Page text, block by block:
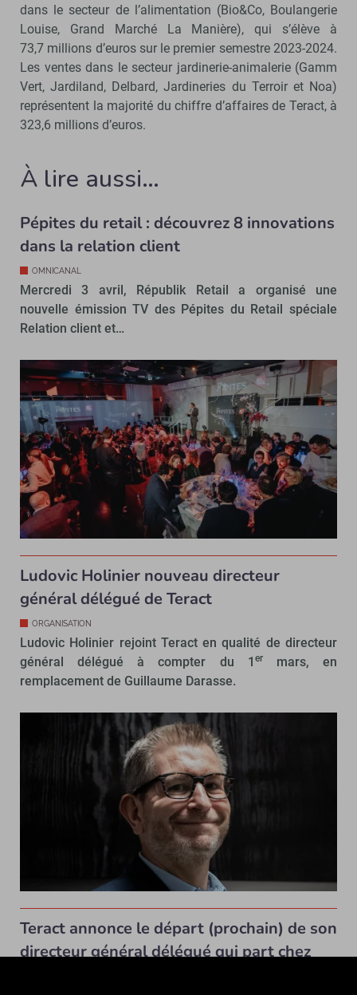
dans le secteur de l’alimentation (Bio&Co, Boulangerie
Louise, Grand Marché La Manière), qui s’élève à
73,7 millions d’euros sur le premier semestre 2023-2024.
Les ventes dans le secteur jardinerie-animalerie (Gamm
Vert, Jardiland, Delbard, Jardineries du Terroir et Noa)
représentent la majorité du chiffre d’affaires de Teract, à
323,6 millions d’euros.
À lire aussi…
Pépites du retail : découvrez 8 innovations
dans la relation client
OMNICANAL
Mercredi 3 avril, Républik Retail a organisé une
nouvelle émission TV des Pépites du Retail spéciale
Relation client et…
Ludovic Holinier nouveau directeur
général délégué de Teract
ORGANISATION
Ludovic Holinier rejoint Teract en qualité de directeur
général délégué à compter du 1 ermars, en
remplacement de Guillaume Darasse.
Teract annonce le départ (prochain) de son
directeur général délégué qui part chez